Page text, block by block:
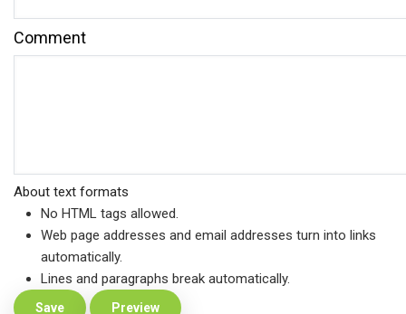
Comment
About text formats
No HTML tags allowed.
Web page addresses and email addresses turn into links
automatically.
Lines and paragraphs break automatically.